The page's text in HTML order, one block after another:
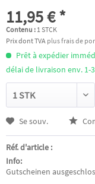
11,95 € *
Contenu : 1 STCK
Prix dont TVA plus frais de
Prêt à expédier
délai de livraison env. 1-
Se souv.
Réf. d'article :
Info:
Gutscheinen